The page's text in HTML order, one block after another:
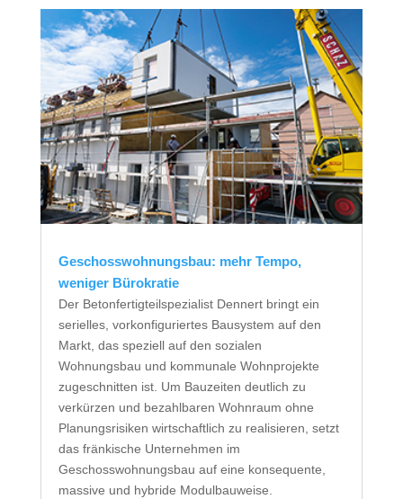
Geschosswohnungsbau: mehr Tempo,
weniger Bürokratie
Der Betonfertigteilspezialist Dennert bringt ein
serielles, vorkonfiguriertes Bausystem auf den
Markt, das speziell auf den sozialen
Wohnungsbau und kommunale Wohnprojekte
zugeschnitten ist. Um Bauzeiten deutlich zu
verkürzen und bezahlbaren Wohnraum ohne
Planungsrisiken wirtschaftlich zu realisieren, setzt
das fränkische Unternehmen im
Geschosswohnungsbau auf eine konsequente,
massive und hybride Modulbauweise.